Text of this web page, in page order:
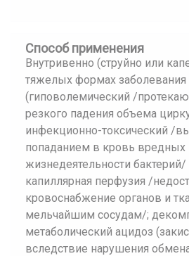
Способ применения
Внутривенно (струйно или
тяжелых формах заболевания
(гиповолемический /
резкого падения объема
инфекционно-токсический /
попаданием в кровь вредных
жизнедеятельности
капиллярная перфузия /
кровоснабжение органов и
мельчайшим сосудам/;
метаболический ацидоз
вследствие нарушения